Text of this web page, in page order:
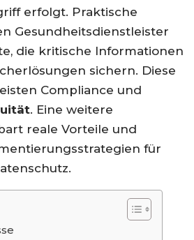
erfolgt. Praktische
Gesundheitsdienstleister
die kritische Informationen
sichern. Diese
Compliance und
. Eine weitere
reale Vorteile und
für